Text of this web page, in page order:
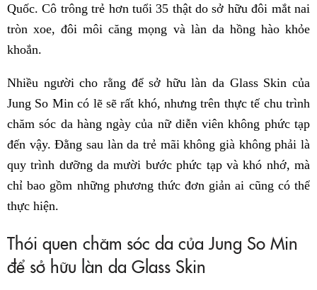
Quốc. Cô trông trẻ hơn tuổi 35 thật do sở hữu đôi mắt nai
tròn xoe, đôi môi căng mọng và làn da hồng hào khỏe
khoắn.
Nhiều người cho rằng để sở hữu làn da Glass Skin của
Jung So Min có lẽ sẽ rất khó, nhưng trên thực tế chu trình
chăm sóc da hàng ngày của nữ diễn viên không phức tạp
đến vậy. Đằng sau làn da trẻ mãi không già không phải là
quy trình dưỡng da mười bước phức tạp và khó nhớ, mà
chỉ bao gồm những phương thức đơn giản ai cũng có thể
thực hiện.
Thói quen chăm sóc da của Jung So Min
để sở hữu làn da Glass Skin